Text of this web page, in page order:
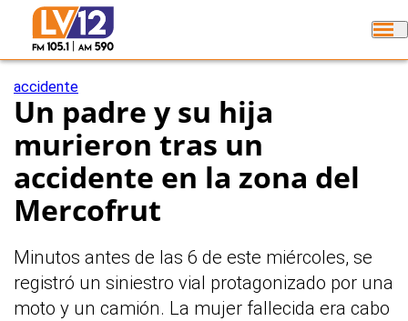
accidente
Un padre y su hija
murieron tras un
accidente en la zona del
Mercofrut
Minutos antes de las 6 de este miércoles, se
registró un siniestro vial protagonizado por una
moto y un camión. La mujer fallecida era cabo